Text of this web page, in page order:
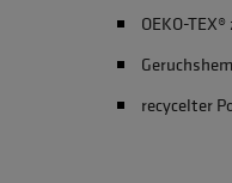
OEKO-
recycelter